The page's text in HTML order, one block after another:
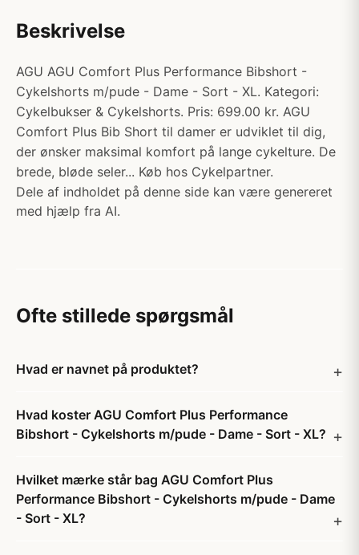
Beskrivelse
AGU AGU Comfort Plus Performance Bibshort -
Cykelshorts m/pude - Dame - Sort - XL. Kategori:
Cykelbukser & Cykelshorts. Pris: 699.00 kr. AGU
Comfort Plus Bib Short til damer er udviklet til dig,
der ønsker maksimal komfort på lange cykelture. De
brede, bløde seler... Køb hos Cykelpartner.
Dele af indholdet på denne side kan være genereret
med hjælp fra AI.
Ofte stillede spørgsmål
Hvad er navnet på produktet?
Hvad koster AGU Comfort Plus Performance
Bibshort - Cykelshorts m/pude - Dame - Sort - XL?
Hvilket mærke står bag AGU Comfort Plus
Performance Bibshort - Cykelshorts m/pude - Dame
- Sort - XL?